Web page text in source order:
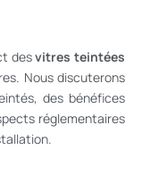
desvitres teintées
Nous discuterons
des bénéfices
réglementaires